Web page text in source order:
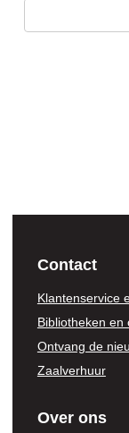
Contact
Klantenservice
Bibliotheken en
Ontvang de
Zaalverhuur
Over ons